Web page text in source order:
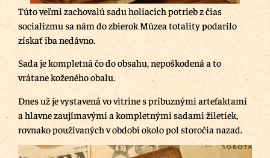
Túto veľmi zachovalú sadu holiacich potrieb z čias
socializmu sa nám do zbierok Múzea totality podarilo
získať iba nedávno.
Sada je kompletná čo do obsahu, nepoškodená a to
vrátane koženého obalu.
Dnes už je vystavená vo vitríne s príbuznými artefaktami
a hlavne zaujímavými a kompletnými sadami žiletiek,
rovnako používaných v období okolo pol storočia nazad.